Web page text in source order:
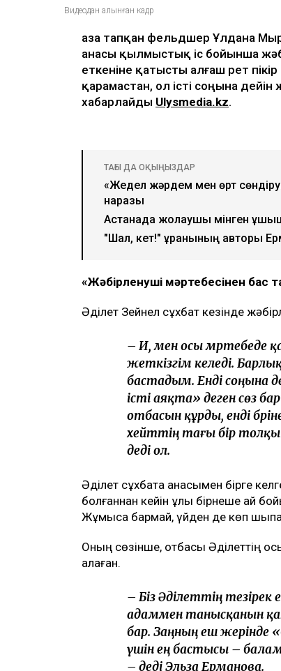
Видеодан алынған кадр
Қаза тапқан фельдшер Ұлдана
анасы қылмыстық іс бойынша
еткеніне қатысты алғаш рет пікір
хабарлайдыUlysmedia.kz.
ТАҒЫ ДА ОҚЫҢЫЗДАР
«Жедел жәрдем мен өрт
наразы
Астанада жолаушы мінген
"Шал, кет!" ұранының авторы
«Жәбірленуші мәртебесінен бас
Әділет Зейнел сұхбат кезінде
– Иә, мен осы мәртебеде
бастадым. Енді соңына
істі аяқта» деген сөз
отбасын құрды, енді
хейттің тағы бір
деді ол.